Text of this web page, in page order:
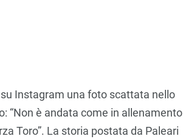
Instagram una foto scattata nello
“Non è andata come in allenamento
Toro”. La storia postata da Paleari